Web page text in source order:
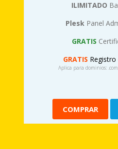
ILIMITADO
PleskPanel
GRATIS
GRATIS
Aplica para dominios:
COMPRAR